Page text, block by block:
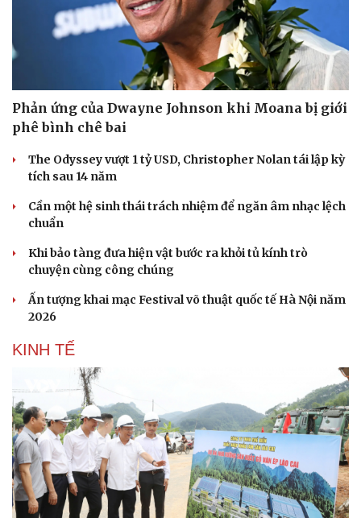
Săn Tour
check-in
Đọc truyện đêm khuya
Cửa sổ tình yêu
Kể chuyện cho bé
Hạt giống tâm hồn
Phản ứng của Dwayne Johnson khi Moana bị giới
phê bình chê bai
The Odyssey vượt 1 tỷ USD, Christopher Nolan tái lập kỳ
tích sau 14 năm
Cần một hệ sinh thái trách nhiệm để ngăn âm nhạc lệch
chuẩn
Khi bảo tàng đưa hiện vật bước ra khỏi tủ kính trò
chuyện cùng công chúng
Ấn tượng khai mạc Festival võ thuật quốc tế Hà Nội năm
2026
KINH TẾ